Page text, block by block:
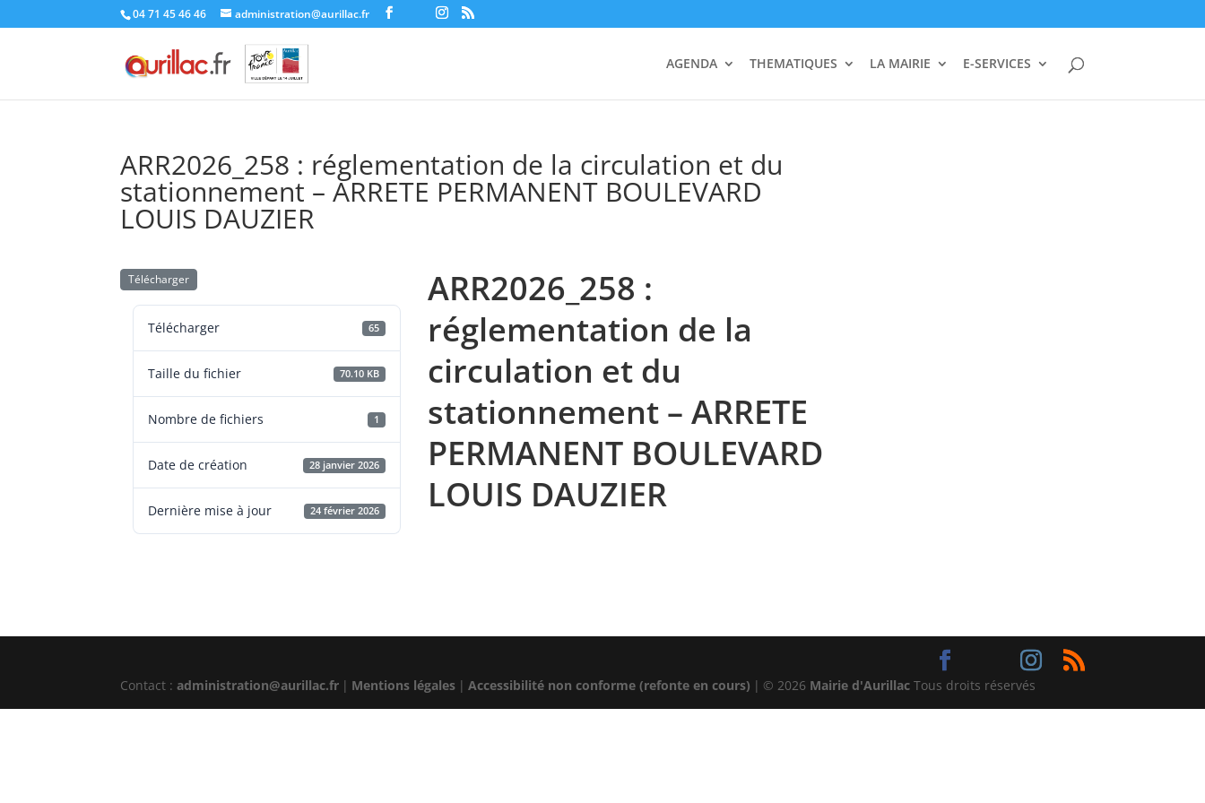
04 71 45 46 46 administration@aurillac.fr
AGENDA THEMATIQUES LA MAIRIE E-SERVICES
ARR2026_258 : réglementation de la circulation et du
stationnement – ARRETE PERMANENT BOULEVARD
LOUIS DAUZIER
Télécharger
Télécharger 65
Taille du fichier 70.10 KB
Nombre de fichiers 1
Date de création 28 janvier 2026
Dernière mise à jour 24 février 2026
ARR2026_258 :
réglementation de la
circulation et du
stationnement – ARRETE
PERMANENT BOULEVARD
LOUIS DAUZIER
Contact :administration@aurillac.fr | Mentions légales | Accessibilité non conforme (refonte en cours) | © 2026 Mairie d'Aurillac Tous droits réservés